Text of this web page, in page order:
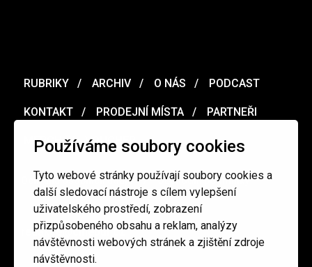
Používáme soubory cookies
Tyto webové stránky používají soubory cookies a
další sledovací nástroje s cílem vylepšení
uživatelského prostředí, zobrazení
přizpůsobeného obsahu a reklam, analýzy
návštěvnosti webových stránek a zjištění zdroje
návštěvnosti.
RUBRIKY ARCHIV O NÁS PODCAST
KONTAKT PRODEJNÍ MÍSTA PARTNEŘI
MERCH VOUCHER
Ochrana osobních údajů / Obchodní podmínky
redakce@cinepur.cz